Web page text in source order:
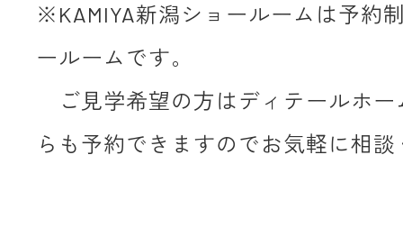
※KAMIYA新潟ショールームは予約
ールームです。
ご見学希望の方はディテールホー
らも予約できますのでお気軽に相